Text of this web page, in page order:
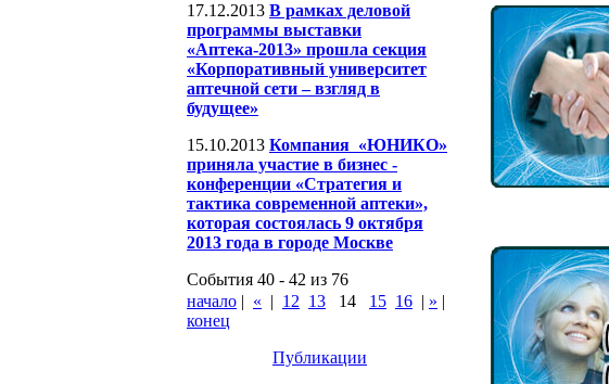
17.12.2013 В рамках деловой
программы выставки
«Аптека-2013» прошла секция
«Корпоративный университет
аптечной сети – взгляд в
будущее»
15.10.2013 Компания «ЮНИКО»
приняла участие в бизнес -
конференции «Стратегия и
тактика современной аптеки»,
которая состоялась 9 октября
2013 года в городе Москве
События 40 - 42 из 76
начало | « | 12 13 14 15 16 | » |
конец
Публикации